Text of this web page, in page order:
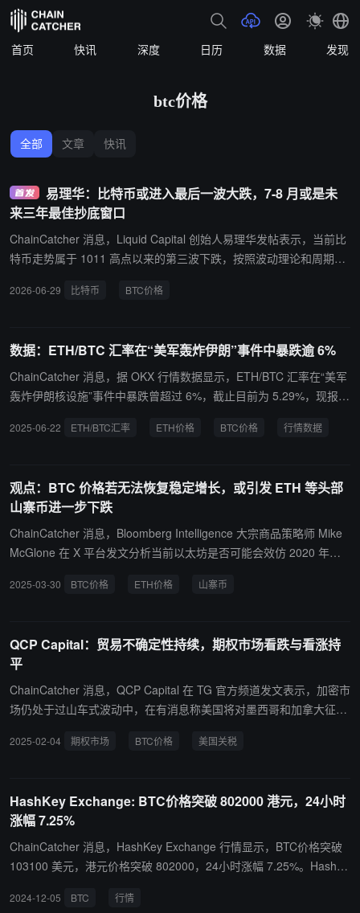
首页 快讯 深度 日历 数据 发现
btc价格
全部 文章 快讯
易理华：比特币或进入最后一波大跌，7-8 月或是未
来三年最佳抄底窗口
ChainCatcher 消息，Liquid Capital 创始人易理华发帖表示，当前比
特币走势属于 1011 高点以来的第三波下跌，按照波动理论和周期规
包括美股走势和 Strategy 的表现，同时需密切关注美联储对 CPI 数
需持续观察。 他认为，从比特币 12.6 万美元高点计算，若下跌 60%
将至约 5.1 万美元，下跌 66% 则至约 4.3 万美元。无论最终底部在
何处，7-8 月都可能是本轮周期的最后底部区域，也是未来三年最值
2026-06-29 比特币 BTC价格
数据：ETH/BTC 汇率在“美军轰炸伊朗”事件中暴跌逾 6%
ChainCatcher 消息，据 OKX 行情数据显示，ETH/BTC 汇率在“美军
轰炸伊朗核设施”事件中暴跌曾超过 6%，截止目前为 5.29%，现报
元，现报价 2294 美元，据最低点反弹 3.46%，事件发生后累计跌幅
生后（以 5 点 ETH 暴跌开始）的跌幅。
2025-06-22 ETH/BTC汇率 ETH价格 BTC价格 行情数据
观点：BTC 价格若无法恢复稳定增长，或引发 ETH 等头部
山寨币进一步下跌
ChainCatcher 消息，Bloomberg Intelligence 大宗商品策略师 Mike
McGlone 在 X 平台发文分析当前以太坊是否可能会效仿 2020 年期
因为 ETH 与市场上其他风险资产的价格之间存在明显联系，若标普
向，然而如果比特币无法恢复稳定的价格增长可能会加剧山寨币陷入
亏损，尤其是头部山寨币将继续走弱，甚至引发 ETH 在今年晚些时
候回落至 1000 美元价格水平。
2025-03-30 BTC价格 ETH价格 山寨币
QCP Capital：贸易不确定性持续，期权市场看跌与看涨持
平
ChainCatcher 消息，QCP Capital 在 TG 官方频道发文表示，加密市
场仍处于过山车式波动中，在有消息称美国将对墨西哥和加拿大征收
10 万美元。然而，随着中国以新的关税进行报复，BTC 价格回落至
何由此产生的制裁或限制都可能对收益造成压力，对风险资产构成重
大风险。 在昨晚 BTC 攀升至 10 万美元之际，市场也对特朗普指示
官员创建美国主权财富基金的行政命令做出了反应。虽然一些人认为
这是比特币新需求的潜在来源，但细节仍不清楚——尤其是关于如何
市场目前在看跌期权和看涨期权之间保持平衡。
2025-02-04 期权市场 BTC价格 美国关税
HashKey Exchange: BTC价格突破 802000 港元，24小时
涨幅 7.25%
ChainCatcher 消息，HashKey Exchange 行情显示，BTC价格突破
103100 美元，港元价格突破 802000，24小时涨幅 7.25%。HashKe
平台安全方面为虚拟资产交易所定义新的标杆，已获得香港证监会的
2024-12-05 BTC 行情